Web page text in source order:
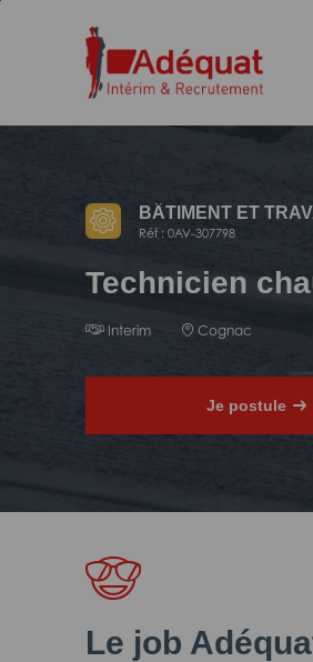
navigation
BÂTIMENT ET
Réf : 0AV-307798
Technicien
Interim Cognac
Je postule
Le job